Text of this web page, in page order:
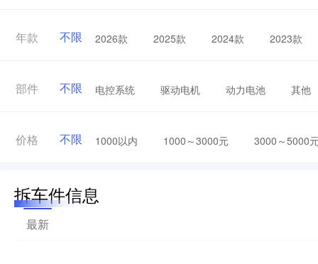
年款 不限 2026款 2025款 2024款 2023款
部件 不限 电控系统 驱动电机 动力电池 其他
价格 不限 1000以内 1000～3000元 3000～5000
拆车件信息
最新